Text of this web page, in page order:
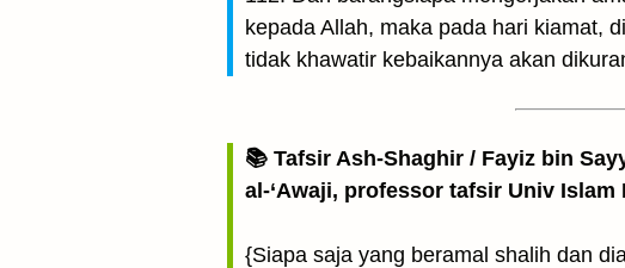
kepada Allah, maka pada hari kiamat,
tidak khawatir kebaikannya akan
📚 Tafsir Ash-Shaghir / Fayiz bin
al-‘Awaji, professor tafsir Univ Islam
{Siapa saja yang beramal shalih dan